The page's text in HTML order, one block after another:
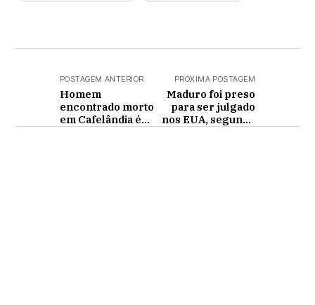
POSTAGEM ANTERIOR
Homem
encontrado morto
em Cafelândia é
PRÓXIMA POSTAGEM
Maduro foi preso
para ser julgado
nos EUA, segundo